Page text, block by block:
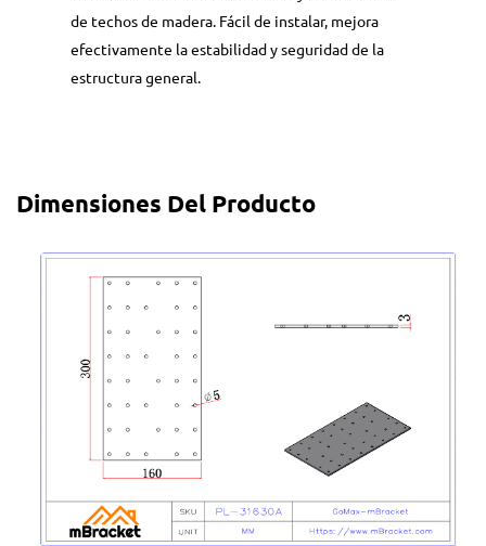
de techos de madera. Fácil de instalar, mejora
efectivamente la estabilidad y seguridad de la
estructura general.
Dimensiones Del Producto